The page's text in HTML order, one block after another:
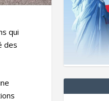
qui
des